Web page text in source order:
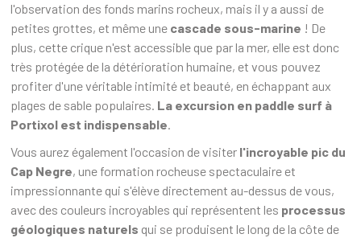
l'observation des fonds marins rocheux, mais il y a aussi de
petites grottes, et même une cascade sous-marine ! De
plus, cette crique n'est accessible que par la mer, elle est donc
très protégée de la détérioration humaine, et vous pouvez
profiter d'une véritable intimité et beauté, en échappant aux
plages de sable populaires. La excursion en paddle surf à
Portixol est indispensable.
Vous aurez également l'occasion de visiter l'incroyable pic du
Cap Negre, une formation rocheuse spectaculaire et
impressionnante qui s'élève directement au-dessus de vous,
avec des couleurs incroyables qui représentent les processus
géologiques naturels qui se produisent le long de la côte de